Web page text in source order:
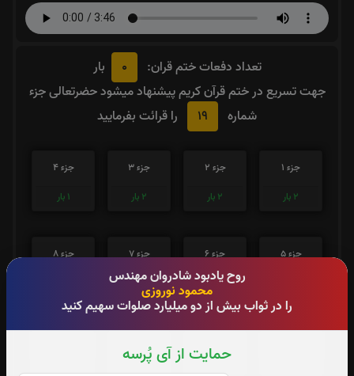
روح یادبود شادروان مهندس
محمود نوروزی
را در ثواب بیش از دو میلیارد صلوات سهیم کنید
حمایت از آی پُرسه
تعداد دفعات ختم قران: 0
بار
جهت تسریع در ختم قرآن کریم پیشنهاد میشود حضرتعالی جزء
شماره
19 را قرائت بفرمایید
جزء 1
2 بار
جزء 2
2 بار
جزء 3
2 بار
جزء 4
1 بار
جزء 5
جزء 6
1بار
جزء 7
1بار
جزء 8